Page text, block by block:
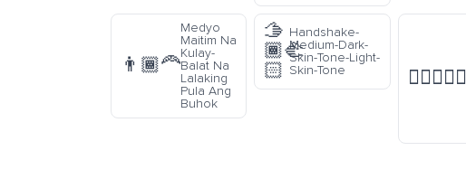
👨🏾‍🦰
Medyo
Maitim Na
Kulay-
Balat Na
Lalaking
Pula Ang
Buhok
🫱
🏾‍🫲
🏻
Handshake-
Medium-Dark-
Skin-Tone-Light-
Skin-Tone
👨🏿‍❤️‍👨🏽